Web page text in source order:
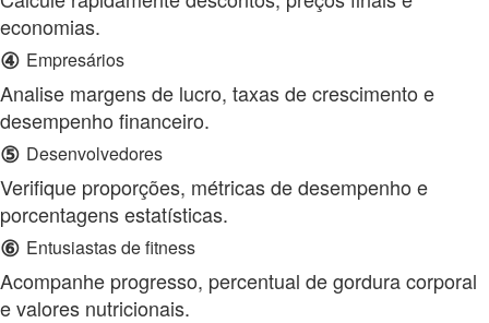
economias.
④ Empresários
Analise margens de lucro, taxas de crescimento e
desempenho financeiro.
⑤ Desenvolvedores
Verifique proporções, métricas de desempenho e
porcentagens estatísticas.
⑥ Entusiastas de fitness
Acompanhe progresso, percentual de gordura corporal
e valores nutricionais.